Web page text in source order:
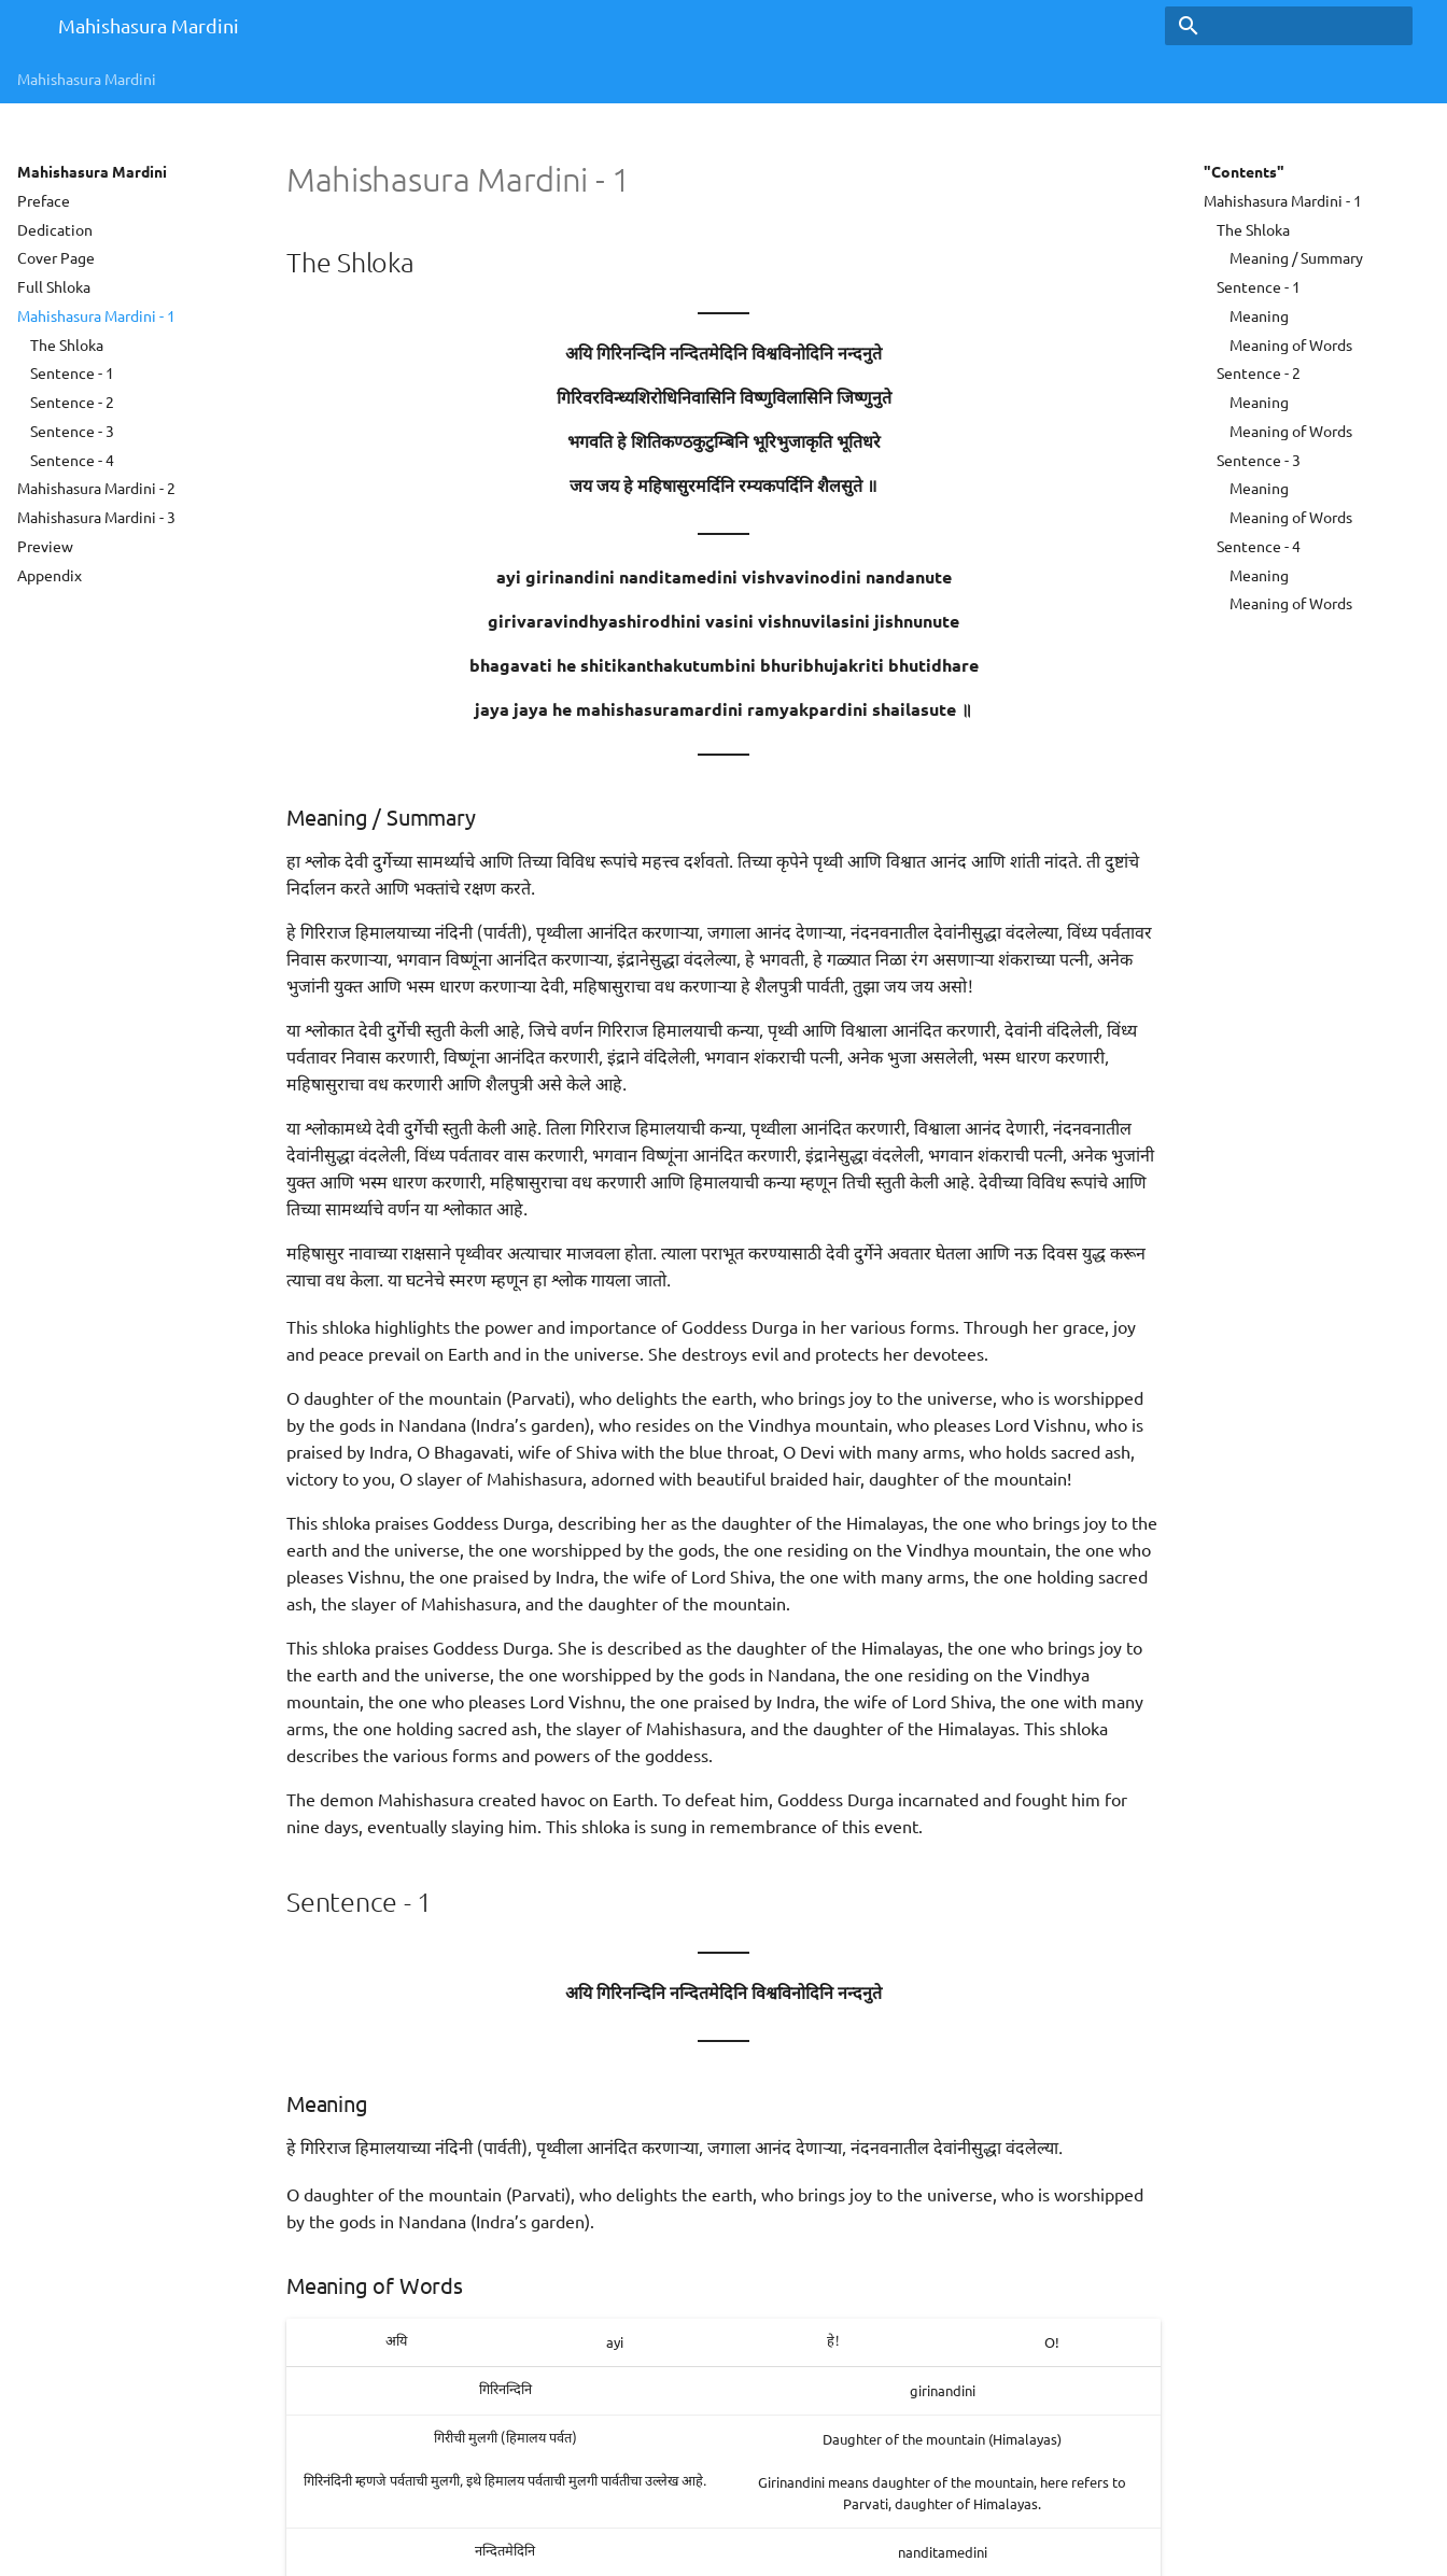
Mahishasura Mardini
Mahishasura Mardini
Mahishasura Mardini
Preface
Dedication
Cover Page
Full Shloka
Mahishasura Mardini - 1
The Shloka
Sentence - 1
Sentence - 2
Sentence - 3
Sentence - 4
Mahishasura Mardini - 2
Mahishasura Mardini - 3
Preview
Appendix
"Contents"
Mahishasura Mardini - 1
The Shloka
Meaning / Summary
Sentence - 1
Meaning
Meaning of Words
Sentence - 2
Meaning
Meaning of Words
Sentence - 3
Meaning
Meaning of Words
Sentence - 4
Meaning
Meaning of Words
Mahishasura Mardini - 1
The Shloka
———
अयि गिरिनन्दिनि नन्दितमेदिनि विश्वविनोदिनि नन्दनुते
गिरिवरविन्ध्यशिरोधिनिवासिनि विष्णुविलासिनि जिष्णुनुते
भगवति हे शितिकण्ठकुटुम्बिनि भूरिभुजाकृति भूतिधरे
जय जय हे महिषासुरमर्दिनि रम्यकपर्दिनि शैलसुते ॥
———
ayi girinandini nanditamedini vishvavinodini nandanute
girivaravindhyashirodhini vasini vishnuvilasini jishnunute
bhagavati he shitikanthakutumbini bhuribhujakriti bhutidhare
jaya jaya he mahishasuramardini ramyakpardini shailasute ॥
———
Meaning / Summary
हा श्लोक देवी दुर्गेच्या सामर्थ्याचे आणि तिच्या विविध रूपांचे महत्त्व दर्शवतो. तिच्या कृपेने पृथ्वी आणि विश्वात आनंद आणि शांती नांदते. ती दुष्टांचे
निर्दालन करते आणि भक्तांचे रक्षण करते.
हे गिरिराज हिमालयाच्या नंदिनी (पार्वती), पृथ्वीला आनंदित करणाऱ्या, जगाला आनंद देणाऱ्या, नंदनवनातील देवांनीसुद्धा वंदलेल्या, विंध्य पर्वतावर
निवास करणाऱ्या, भगवान विष्णूंना आनंदित करणाऱ्या, इंद्रानेसुद्धा वंदलेल्या, हे भगवती, हे गळ्यात निळा रंग असणाऱ्या शंकराच्या पत्नी, अनेक
भुजांनी युक्त आणि भस्म धारण करणाऱ्या देवी, महिषासुराचा वध करणाऱ्या हे शैलपुत्री पार्वती, तुझा जय जय असो!
या श्लोकात देवी दुर्गेची स्तुती केली आहे, जिचे वर्णन गिरिराज हिमालयाची कन्या, पृथ्वी आणि विश्वाला आनंदित करणारी, देवांनी वंदिलेली, विंध्य
पर्वतावर निवास करणारी, विष्णूंना आनंदित करणारी, इंद्राने वंदिलेली, भगवान शंकराची पत्नी, अनेक भुजा असलेली, भस्म धारण करणारी,
महिषासुराचा वध करणारी आणि शैलपुत्री असे केले आहे.
या श्लोकामध्ये देवी दुर्गेची स्तुती केली आहे. तिला गिरिराज हिमालयाची कन्या, पृथ्वीला आनंदित करणारी, विश्वाला आनंद देणारी, नंदनवनातील
देवांनीसुद्धा वंदलेली, विंध्य पर्वतावर वास करणारी, भगवान विष्णूंना आनंदित करणारी, इंद्रानेसुद्धा वंदलेली, भगवान शंकराची पत्नी, अनेक भुजांनी
युक्त आणि भस्म धारण करणारी, महिषासुराचा वध करणारी आणि हिमालयाची कन्या म्हणून तिची स्तुती केली आहे. देवीच्या विविध रूपांचे आणि
तिच्या सामर्थ्याचे वर्णन या श्लोकात आहे.
महिषासुर नावाच्या राक्षसाने पृथ्वीवर अत्याचार माजवला होता. त्याला पराभूत करण्यासाठी देवी दुर्गेने अवतार घेतला आणि नऊ दिवस युद्ध करून
त्याचा वध केला. या घटनेचे स्मरण म्हणून हा श्लोक गायला जातो.
This shloka highlights the power and importance of Goddess Durga in her various forms. Through her grace, joy
and peace prevail on Earth and in the universe. She destroys evil and protects her devotees.
O daughter of the mountain (Parvati), who delights the earth, who brings joy to the universe, who is worshipped
by the gods in Nandana (Indra’s garden), who resides on the Vindhya mountain, who pleases Lord Vishnu, who is
praised by Indra, O Bhagavati, wife of Shiva with the blue throat, O Devi with many arms, who holds sacred ash,
victory to you, O slayer of Mahishasura, adorned with beautiful braided hair, daughter of the mountain!
This shloka praises Goddess Durga, describing her as the daughter of the Himalayas, the one who brings joy to the
earth and the universe, the one worshipped by the gods, the one residing on the Vindhya mountain, the one who
pleases Vishnu, the one praised by Indra, the wife of Lord Shiva, the one with many arms, the one holding sacred
ash, the slayer of Mahishasura, and the daughter of the mountain.
This shloka praises Goddess Durga. She is described as the daughter of the Himalayas, the one who brings joy to
the earth and the universe, the one worshipped by the gods in Nandana, the one residing on the Vindhya
mountain, the one who pleases Lord Vishnu, the one praised by Indra, the wife of Lord Shiva, the one with many
arms, the one holding sacred ash, the slayer of Mahishasura, and the daughter of the Himalayas. This shloka
describes the various forms and powers of the goddess.
The demon Mahishasura created havoc on Earth. To defeat him, Goddess Durga incarnated and fought him for
nine days, eventually slaying him. This shloka is sung in remembrance of this event.
Sentence - 1
———
अयि गिरिनन्दिनि नन्दितमेदिनि विश्वविनोदिनि नन्दनुते
———
Meaning
हे गिरिराज हिमालयाच्या नंदिनी (पार्वती), पृथ्वीला आनंदित करणाऱ्या, जगाला आनंद देणाऱ्या, नंदनवनातील देवांनीसुद्धा वंदलेल्या.
O daughter of the mountain (Parvati), who delights the earth, who brings joy to the universe, who is worshipped
by the gods in Nandana (Indra’s garden).
Meaning of Words
अयि ayi हे! O!
गिरिनन्दिनि girinandini
गिरीची मुलगी (हिमालय पर्वत)
गिरिनंदिनी म्हणजे पर्वताची मुलगी, इथे हिमालय पर्वताची मुलगी पार्वतीचा उल्लेख आहे.
Daughter of the mountain (Himalayas)
Girinandini means daughter of the mountain, here refers to
Parvati, daughter of Himalayas.
नन्दितमेदिनि nanditamedini